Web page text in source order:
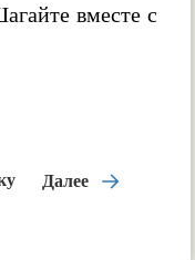
вместе с
Далее